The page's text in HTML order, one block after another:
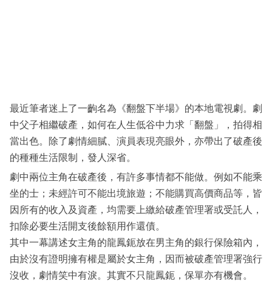
閱
專
區
最近筆者迷上了一齣名為《翻盤下半場》的本地電視劇。劇
中父子相繼破產，如何在人生低谷中力求「翻盤」，拍得相
當出色。除了劇情細膩、演員表現亮眼外，亦帶出了破產後
的種種生活限制，發人深省。
劇中兩位主角在破產後，有許多事情都不能做。例如不能乘
坐的士；未經許可不能出境旅遊；不能購買高價商品等，皆
因所有的收入及資產，均需要上繳給破產管理署或受託人，
扣除必要生活開支後餘額用作還債。
其中一幕講述女主角的龍鳳鈪放在男主角的銀行保險箱內，
由於沒有證明擁有權是屬於女主角，因而被破產管理署強行
沒收，劇情笑中有淚。其實不只龍鳳鈪，保單亦有機會。